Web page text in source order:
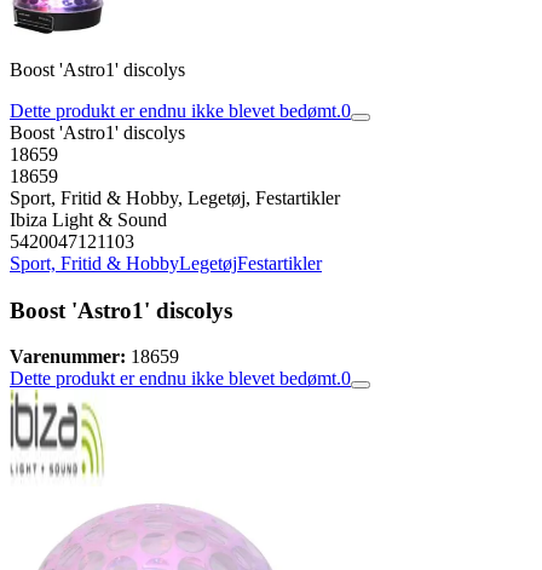
Boost 'Astro1' discolys
Dette produkt er endnu ikke blevet bedømt.0
Boost 'Astro1' discolys
18659
18659
Sport, Fritid & Hobby, Legetøj, Festartikler
Ibiza Light & Sound
5420047121103
Sport, Fritid & HobbyLegetøjFestartikler
Boost 'Astro1' discolys
Varenummer: 18659
Dette produkt er endnu ikke blevet bedømt.0